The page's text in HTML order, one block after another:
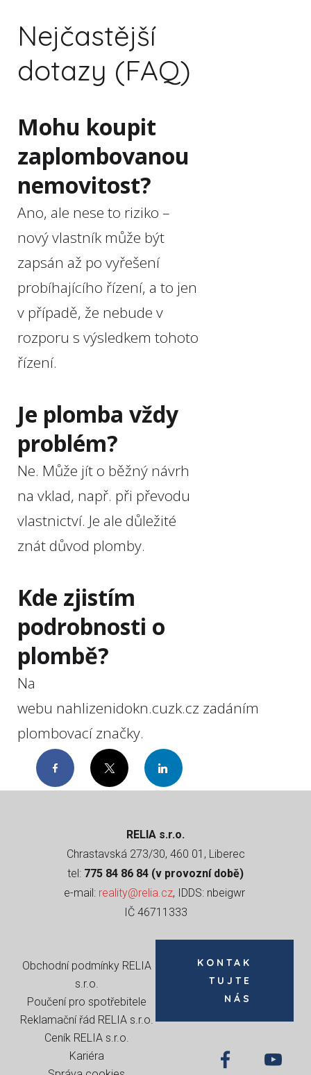
Nejčastější
dotazy (FAQ)
Mohu koupit
zaplombovanou
nemovitost?
Ano, ale nese to riziko –
nový vlastník může být
zapsán až po vyřešení
probíhajícího řízení, a to jen
v případě, že nebude v
rozporu s výsledkem tohoto
řízení.
Je plomba vždy
problém?
Ne. Může jít o běžný návrh
na vklad, např. při převodu
vlastnictví. Je ale důležité
znát důvod plomby.
Kde zjistím
podrobnosti o
plombě?
Na
webu nahlizenidokn.cuzk.cz zadáním
plombovací značky.
Facebook Twitter LinkedIn
RELIA s.r.o.
Chrastavská 273/30, 460 01, Liberec
tel: 775 84 86 84 (v provozní době)
e-mail: reality@relia.cz, IDDS: nbeigwr
IČ 46711333
Obchodní podmínky RELIA
s.r.o.
Poučení pro spotřebitele
Reklamační řád RELIA s.r.o.
Ceník RELIA s.r.o.
Kariéra
KONTAK
TUJTE
NÁS